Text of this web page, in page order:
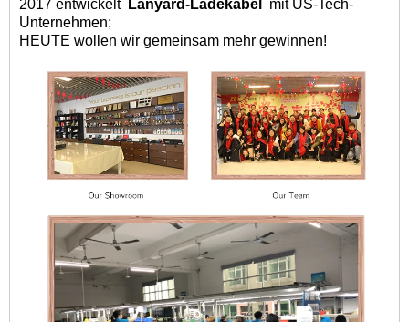
2017 entwickelt Lanyard-Ladekabel
mit US-Tech-
Unternehmen;
HEUTE wollen wir gemeinsam mehr gewinnen!